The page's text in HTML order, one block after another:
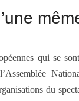
qui se
du